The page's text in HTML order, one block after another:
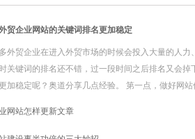
贸企业网站的关键词排名更加稳定
外贸企业在进入外贸市场的时候会投入大量的人
关键词的排名还不错，过一段时间之后排名又会
加稳定呢？奥道分享几点经验。 第一点，做好网站
网站怎样更新文章